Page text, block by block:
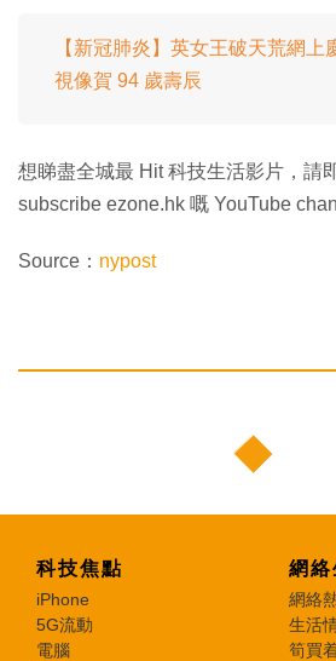
【新冠肺炎】英女王破天荒網上
視像賀 94 歲壽辰
想睇盡全城最 Hit 科技生活影片，請
subscribe ezone.hk 嘅 YouTube
Source： nypost
科技焦點
iPhone
5G流動
電腦
網絡
網絡
生活
筍買